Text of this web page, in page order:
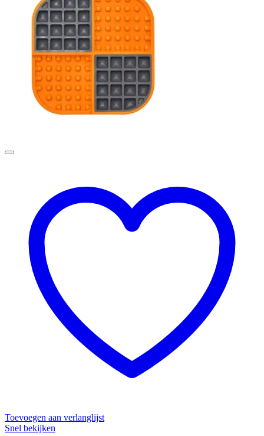
Toevoegen aan verlanglijst
Snel bekijken